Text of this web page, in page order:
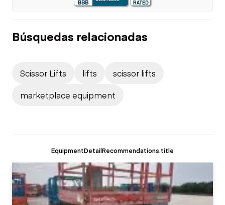
Búsquedas relacionadas
Scissor Lifts lifts
scissor lifts
marketplace equipment
EquipmentDetailRecommendations.title